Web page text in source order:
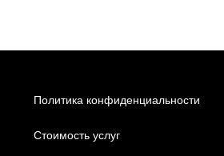
Политика конфиденциальности
Стоимость услуг